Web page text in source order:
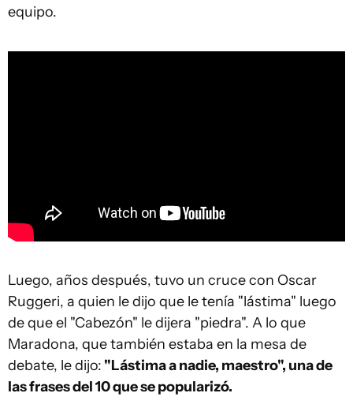
equipo.
Luego, años después, tuvo un cruce con Oscar
Ruggeri, a quien le dijo que le tenía "lástima" luego
de que el "Cabezón" le dijera "piedra". A lo que
Maradona, que también estaba en la mesa de
debate, le dijo: "Lástima a nadie, maestro", una de
las frases del 10 que se popularizó.